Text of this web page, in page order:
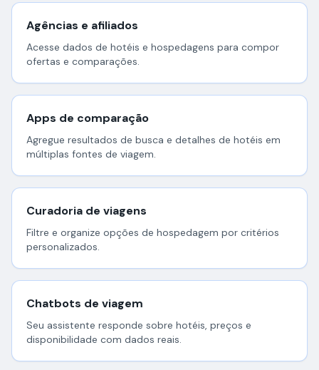
"name": "Suite with Balcony"
"beds" : [
"1 large double bed"
  }
Agências e afiliados
Acesse dados de hotéis e hospedagens para compor
ofertas e comparações.
Apps de comparação
Agregue resultados de busca e detalhes de hotéis em
múltiplas fontes de viagem.
Curadoria de viagens
Filtre e organize opções de hospedagem por critérios
personalizados.
Chatbots de viagem
Seu assistente responde sobre hotéis, preços e
disponibilidade com dados reais.